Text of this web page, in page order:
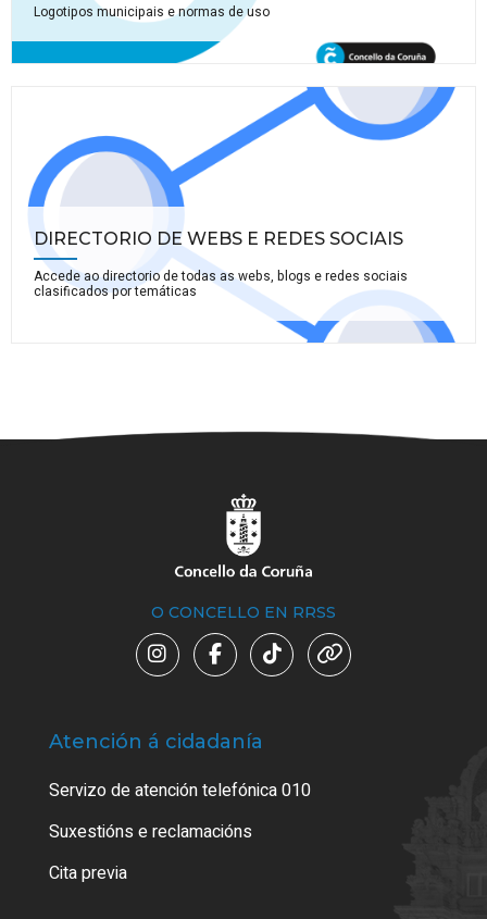
Logotipos municipais e normas de uso
DIRECTORIO DE WEBS E REDES SOCIAIS
Accede ao directorio de todas as webs, blogs e redes sociais
clasificados por temáticas
O CONCELLO EN RRSS
Atención á cidadanía
Servizo de atención telefónica 010
Suxestións e reclamacións
Cita previa